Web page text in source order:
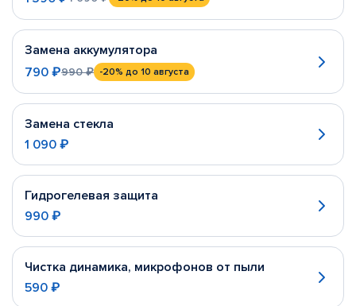
Замена аккумулятора
790 ₽990 ₽ -20% до 10 августа
Замена стекла
1 090 ₽
Гидрогелевая защита
990 ₽
Чистка динамика, микрофонов от пыли
590 ₽